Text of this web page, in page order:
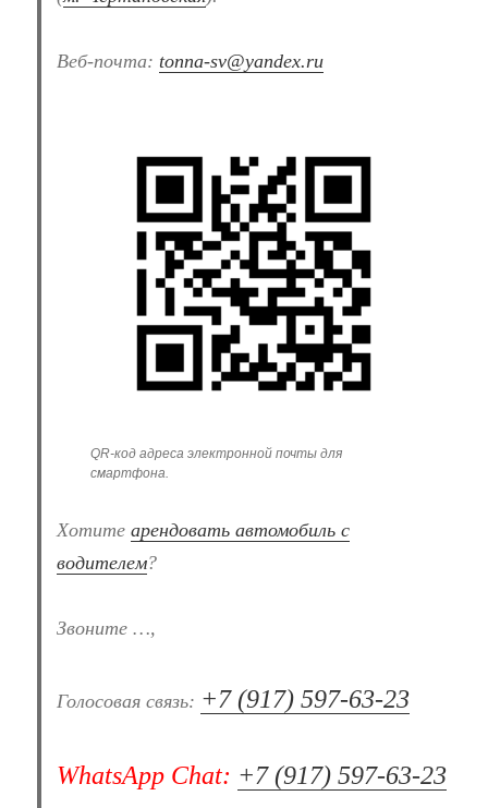
Веб-почта: tonna-sv@yandex.ru
QR-код адреса электронной почты для
смартфона.
Хотитеарендовать автомобиль с
водителем?
Звоните …,
Голосовая связь: +7 (917) 597-63-23
WhatsApp Chat: +7 (917) 597-63-23